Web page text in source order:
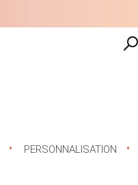
PERSONNALISATION